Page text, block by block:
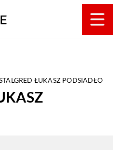
ŁUKASZ PODSIADŁO